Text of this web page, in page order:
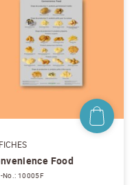
Food
No.: 10005F
etla